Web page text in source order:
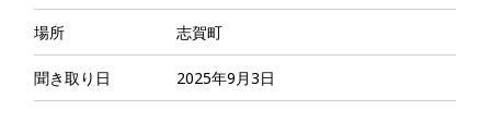
場所 志賀町
聞き取り日 2025年9月3日